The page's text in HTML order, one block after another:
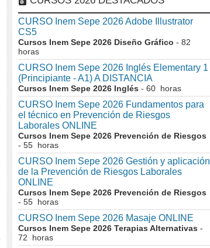
CURSO Inem Sepe 2026 Adobe Illustrator
CS5
Cursos Inem Sepe 2026 Diseño Gráfico - 82
horas
CURSO Inem Sepe 2026 Inglés Elementary 1
(Principiante - A1) A DISTANCIA
Cursos Inem Sepe 2026 Inglés - 60 horas
CURSO Inem Sepe 2026 Fundamentos para
el técnico en Prevención de Riesgos
Laborales ONLINE
Cursos Inem Sepe 2026 Prevención de Riesgos
- 55 horas
CURSO Inem Sepe 2026 Gestión y aplicación
de la Prevención de Riesgos Laborales
ONLINE
Cursos Inem Sepe 2026 Prevención de Riesgos
- 55 horas
CURSO Inem Sepe 2026 Masaje ONLINE
Cursos Inem Sepe 2026 Terapias Alternativas -
72 horas